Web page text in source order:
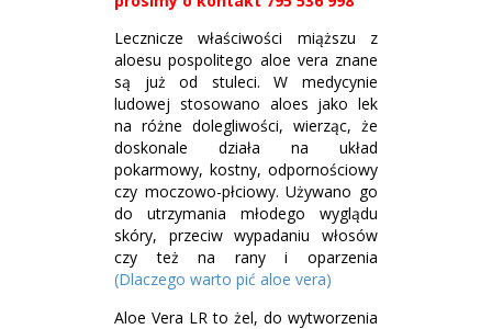
Lecznicze właściwości miąższu z
aloesu pospolitego aloe vera znane
są już od stuleci. W medycynie
ludowej stosowano aloes jako lek
na różne dolegliwości, wierząc, że
doskonale działa na układ
pokarmowy, kostny, odpornościowy
czy moczowo-płciowy. Używano go
do utrzymania młodego wyglądu
skóry, przeciw wypadaniu włosów
czy też na rany i oparzenia
(Dlaczego warto pić aloe vera)
Aloe Vera LR to żel, do wytworzenia